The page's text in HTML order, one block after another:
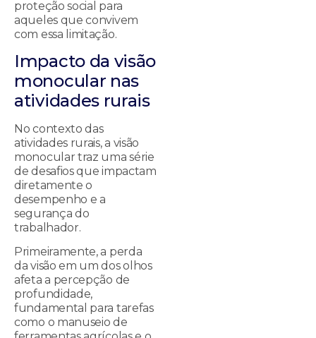
proteção social para
aqueles que convivem
com essa limitação.
Impacto da visão
monocular nas
atividades rurais
No contexto das
atividades rurais, a visão
monocular traz uma série
de desafios que impactam
diretamente o
desempenho e a
segurança do
trabalhador.
Primeiramente, a perda
da visão em um dos olhos
afeta a percepção de
profundidade,
fundamental para tarefas
como o manuseio de